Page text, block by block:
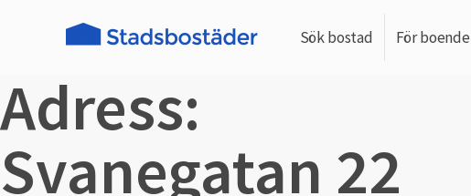
Sök bostad För boende
Adress:
Svanegatan 22